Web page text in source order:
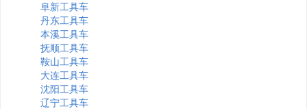
阜新工具车
丹东工具车
本溪工具车
抚顺工具车
鞍山工具车
大连工具车
沈阳工具车
辽宁工具车